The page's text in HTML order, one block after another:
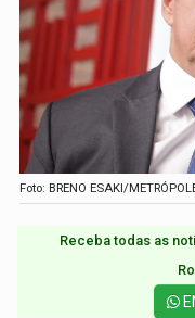
Foto: BRENO ESAKI/
Receba todas as